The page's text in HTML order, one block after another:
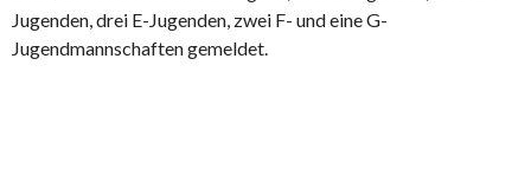
Jugenden, drei E-Jugenden, zwei F- und eine G-
Jugendmannschaften gemeldet.